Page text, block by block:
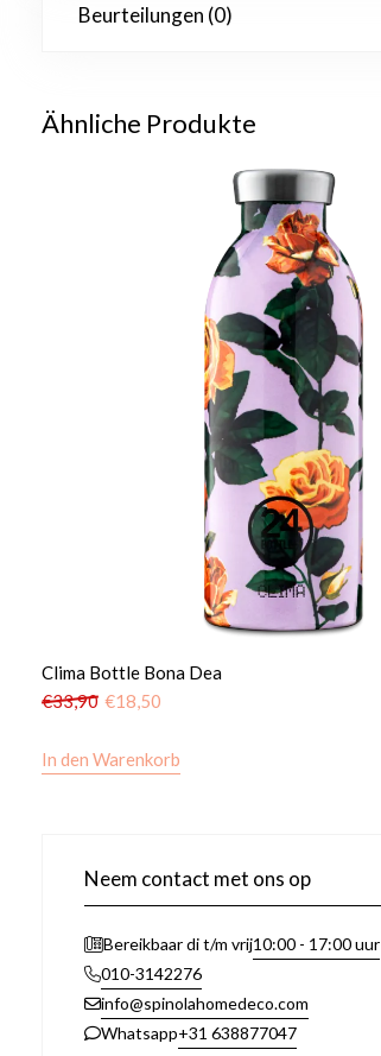
Beurteilungen (0)
Ähnliche Produkte
Clima Bottle Bona Dea
€33,90 €18,50
In den Warenkorb
Neem contact met ons op
Bereikbaar di t/m vrij10:00 - 17:00 uur
010-3142276
info@spinolahomedeco.com
Whatsapp+31 638877047